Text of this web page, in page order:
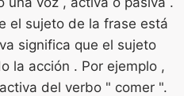
el sujeto de la frase está
significa que el sujeto
la acción . Por ejemplo ,
del verbo " comer ".